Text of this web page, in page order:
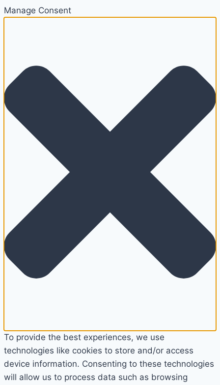
Manage Consent
To provide the best experiences, we use
technologies like cookies to store and/or access
device information. Consenting to these technologies
will allow us to process data such as browsing